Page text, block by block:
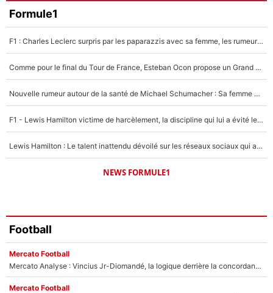
Faris Moumbagna
5%
Un autre joueur
5%
Formule1
F1 : Charles Leclerc surpris par les paparazzis avec sa femme, les rumeurs étaient vraies !
Comme pour le final du Tour de France, Esteban Ocon propose un Grand Prix de Formule 1 à Paris : «Autour de l’Arc de Triomphe, ce serait génial» !
Nouvelle rumeur autour de la santé de Michael Schumacher : Sa femme Corinna sort du silence
F1 - Lewis Hamilton victime de harcèlement, la discipline qui lui a évité le pire : «J'aurais probablement mal tourné»
Lewis Hamilton : Le talent inattendu dévoilé sur les réseaux sociaux qui a impressionné Kim Kardashian pendant leurs vacances en amoureux !
NEWS FORMULE1
Football
Mercato Football
Mercato Analyse : Vincius Jr-Diomandé, la logique derrière la concordance des temps
Mercato Football